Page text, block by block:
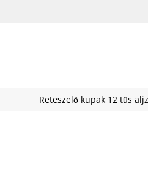
Reteszelő kupak 12 tűs